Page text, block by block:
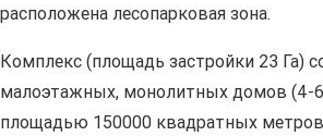
расположена лесопарковая зона.
Комплекс (площадь застройки 23 Га)
малоэтажных, монолитных домов (4-
площадью 150000 квадратных